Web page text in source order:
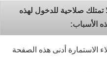
تمتلك صلاحية للدخول لهذه
الأسباب:
الاستمارة أدنى هذه الصفحة